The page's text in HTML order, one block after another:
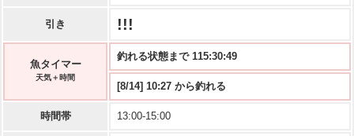
引き !!!
魚タイマー
天気＋時間
釣れる状態まで 115:30:48
[8/14] 10:27 から釣れる
時間帯 13:00-15:00